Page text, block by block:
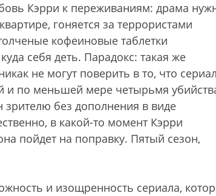
Кэрри к переживаниям: драма
гоняется за террористами
кофеиновые таблетки
себя деть. Парадокс: такая же
не могут поверить в то, что сериал
и по меньшей мере четырьмя
зрителю без дополнения в виде
в какой-то момент Кэрри
пойдет на поправку. Пятый сезон,
и изощренность сериала,